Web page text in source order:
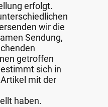
erfolgt.
wir die
Sendung,
getroffen
sich in
mit der
haben.